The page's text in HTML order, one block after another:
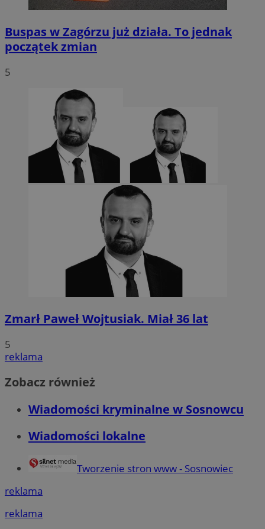
Buspas w Zagórzu już działa. To jednak
początek zmian
5
Zmarł Paweł Wojtusiak. Miał 36 lat
5
reklama
Zobacz również
Wiadomości kryminalne w Sosnowcu
Wiadomości lokalne
Tworzenie stron www - Sosnowiec
reklama
reklama